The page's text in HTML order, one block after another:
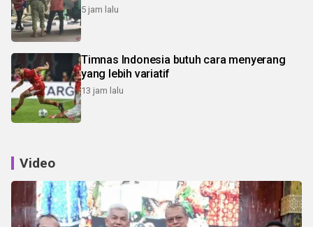
5 jam lalu
Timnas Indonesia butuh cara menyerang
yang lebih variatif
13 jam lalu
Video